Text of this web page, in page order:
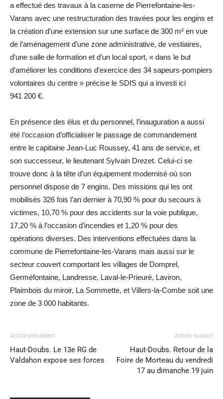
a effectué des travaux à la caserne de Pierrefontaine-les-
Varans avec une restructuration des travées pour les engins et
la création d’une extension sur une surface de 300 m² en vue
de l’aménagement d’une zone administrative, de vestiaires,
d’une salle de formation et d’un local sport, « dans le but
d’améliorer les conditions d’exercice des 34 sapeurs-pompiers
volontaires du centre » précise le SDIS qui a investi ici
941 200 €.
En présence des élus et du personnel, l’inauguration a aussi
été l’occasion d’officialiser le passage de commandement
entre le capitaine Jean-Luc Roussey, 41 ans de service, et
son successeur, le lieutenant Sylvain Drezet. Celui-ci se
trouve donc à la tête d’un équipement modernisé où son
personnel dispose de 7 engins. Des missions qui les ont
mobilisés 326 fois l’an dernier à 70,90 % pour du secours à
victimes, 10,70 % pour des accidents sur la voie publique,
17,20 % à l’occasion d’incendies et 1,20 % pour des
opérations diverses. Des interventions effectuées dans la
commune de Pierrefontaine-les-Varans mais aussi sur le
secteur couvert comportant les villages de Domprel,
Germéfontaine, Landresse, Laval-le-Prieuré, Laviron,
Plaimbois du miroir, La Sommette, et Villers-la-Combe soit une
zone de 3 000 habitants.
Article précédent
Haut-Doubs. Le 13e RG de
Valdahon expose ses forces
Article suivant
Haut-Doubs. Retour de la
Foire de Morteau du vendredi
17 au dimanche 19 juin